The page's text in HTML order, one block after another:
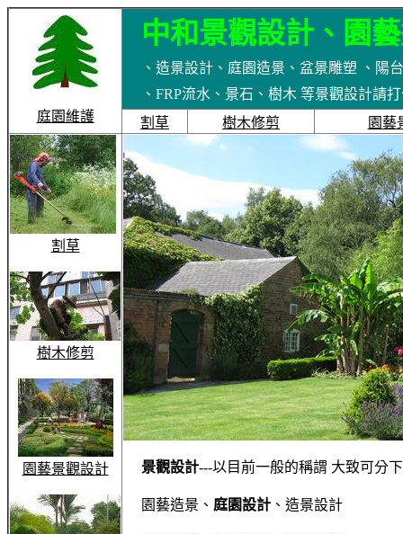
庭園維護
中和景觀設計、園
、造景設計、庭園造景、盆景雕塑 、陽
、FRP流水、景石、樹木 等景觀設計請
割草
樹木修剪 園藝
割草
樹木修剪
園藝景觀設計 景觀設計---以目前一般的稱謂 大致可分
園藝造景、 庭園設計 、造景設計